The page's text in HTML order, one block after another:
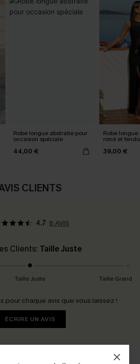
Robe longue abstraite pour
occasion spéciale
44,00 €
Robe longue
rond et
39,00 €
CLIENTS
4.7 8 AVIS
Clients: Taille Juste
Taille Juste Taille Grand
pour chaque avis que vous laissez !
ÉCRIRE UN AVIS